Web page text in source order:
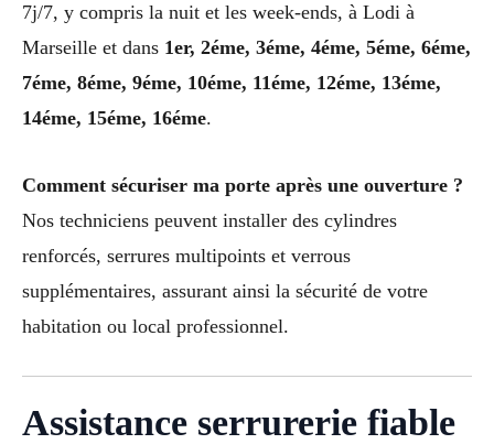
7j/7, y compris la nuit et les week-ends, à Lodi à
Marseille et dans 1er, 2éme, 3éme, 4éme, 5éme, 6éme,
7éme, 8éme, 9éme, 10éme, 11éme, 12éme, 13éme,
14éme, 15éme, 16éme.
Comment sécuriser ma porte après une ouverture ?
Nos techniciens peuvent installer des cylindres
renforcés, serrures multipoints et verrous
supplémentaires, assurant ainsi la sécurité de votre
habitation ou local professionnel.
Assistance serrurerie fiable